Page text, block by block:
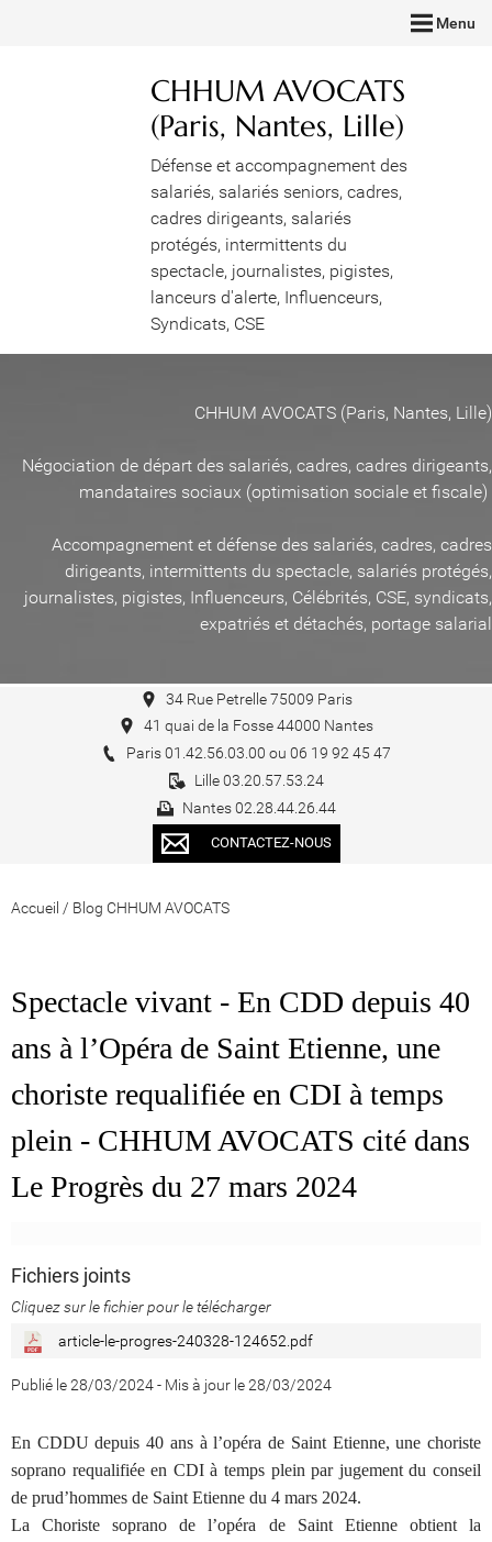
Menu
CHHUM AVOCATS
(Paris, Nantes, Lille)
Défense et accompagnement des
salariés, salariés seniors, cadres,
cadres dirigeants, salariés
protégés, intermittents du
spectacle, journalistes, pigistes,
lanceurs d'alerte, Influenceurs,
Syndicats, CSE
CHHUM AVOCATS (Paris, Nantes, Lille)
Négociation de départ des salariés, cadres, cadres dirigeants,
mandataires sociaux (optimisation sociale et fiscale)
Accompagnement et défense des salariés, cadres, cadres
dirigeants, intermittents du spectacle, salariés protégés,
journalistes, pigistes, Influenceurs, Célébrités, CSE, syndicats,
expatriés et détachés, portage salarial
34 Rue Petrelle 75009 Paris
41 quai de la Fosse 44000 Nantes
Paris 01.42.56.03.00 ou 06 19 92 45 47
Lille 03.20.57.53.24
Nantes 02.28.44.26.44
CONTACTEZ-NOUS
Accueil / Blog CHHUM AVOCATS
Spectacle vivant - En CDD depuis 40
ans à l’Opéra de Saint Etienne, une
choriste requalifiée en CDI à temps
plein - CHHUM AVOCATS cité dans
Le Progrès du 27 mars 2024
Fichiers joints
Cliquez sur le fichier pour le télécharger
article-le-progres-240328-124652.pdf
Publié le 28/03/2024- Mis à jour le 28/03/2024
En CDDU depuis 40 ans à l’opéra de Saint Etienne, une choriste
soprano requalifiée en CDI à temps plein par jugement du conseil
de prud’hommes de Saint Etienne du 4 mars 2024.
La Choriste soprano de l’opéra de Saint Etienne obtient la